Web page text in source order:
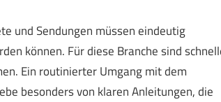
und Sendungen müssen eindeutig
können. Für diese Branche sind
Ein routinierter Umgang mit dem
besonders von klaren Anleitungen, die